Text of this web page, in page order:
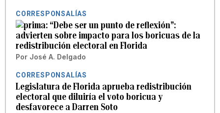
CORRESPONSALÍAS
“Debe ser un punto de reflexión”:
advierten sobre impacto para los boricuas de la
redistribución electoral en Florida
Por José A. Delgado
CORRESPONSALÍAS
Legislatura de Florida aprueba redistribución
electoral que diluiría el voto boricua y
desfavorece a Darren Soto